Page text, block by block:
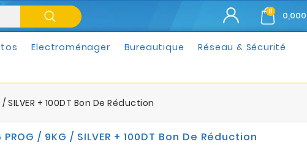
0
Electroménager Bureautique Réseau & Sécurité
/ SILVER + 100DT Bon De Réduction
PROG / 9KG / SILVER + 100DT Bon De Réduction